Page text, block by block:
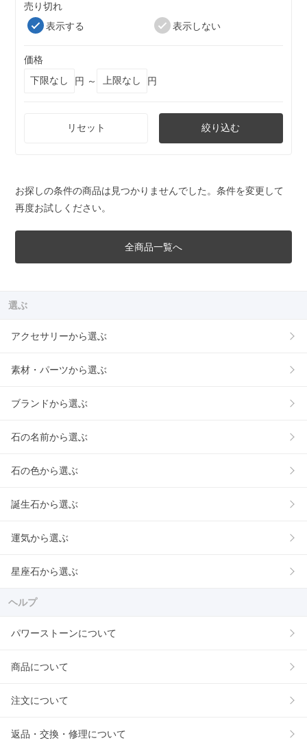
売り切れ
表示する
表示しない
価格
円 ～
円
リセット 絞り込む
お探しの条件の商品は見つかりませんでした。条件を変更して
再度お試しください。
全商品一覧へ
選ぶ
アクセサリーから選ぶ
素材・パーツから選ぶ
ブランドから選ぶ
石の名前から選ぶ
石の色から選ぶ
誕生石から選ぶ
運気から選ぶ
星座石から選ぶ
ヘルプ
パワーストーンについて
商品について
注文について
返品・交換・修理について